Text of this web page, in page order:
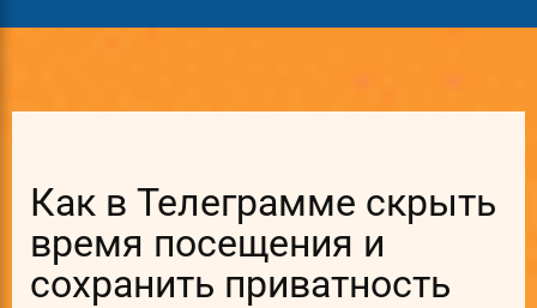
Как в Телеграмме скрыть
время посещения и
сохранить приватность